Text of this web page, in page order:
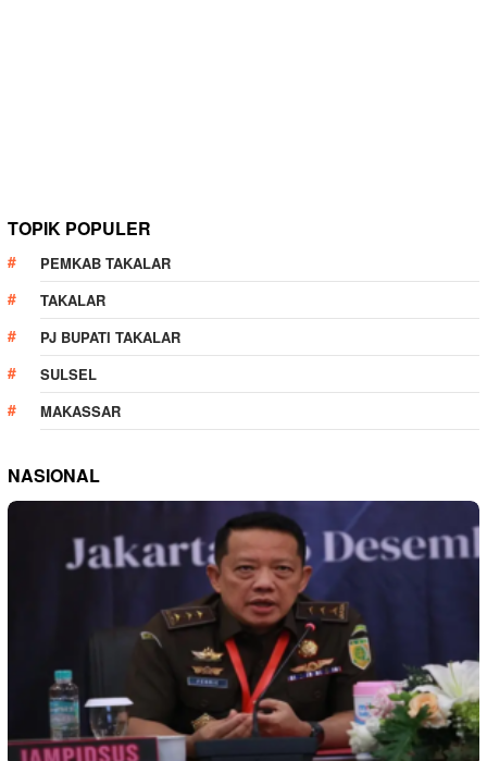
TOPIK POPULER
PEMKAB TAKALAR
TAKALAR
PJ BUPATI TAKALAR
SULSEL
MAKASSAR
NASIONAL